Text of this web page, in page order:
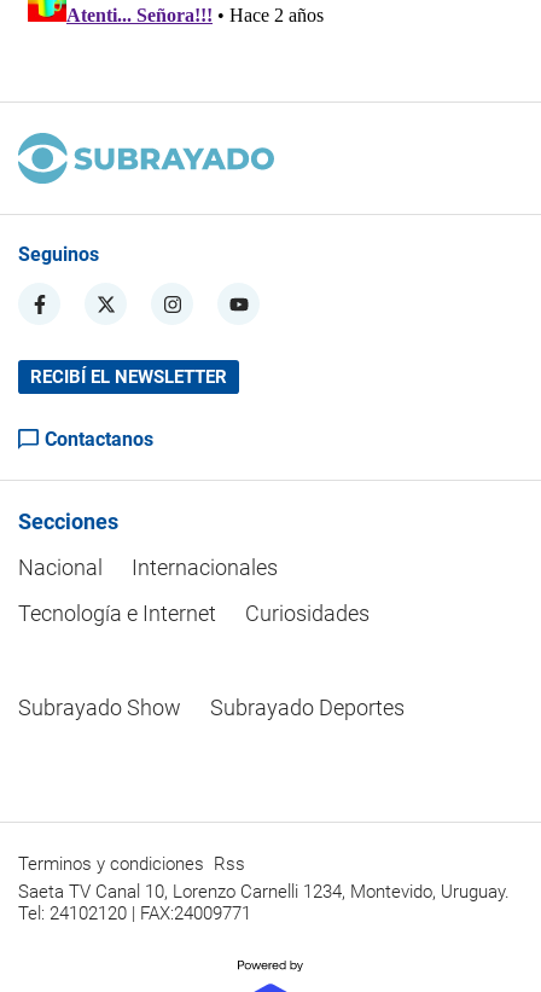
Seguinos
RECIBÍ EL NEWSLETTER
Contactanos
Secciones
Nacional
Internacionales
Tecnología e Internet
Curiosidades
Subrayado Show Subrayado Deportes
Terminos y condiciones Rss
Saeta TV Canal 10, Lorenzo Carnelli 1234, Montevido, Uruguay.
Tel: 24102120 | FAX:24009771